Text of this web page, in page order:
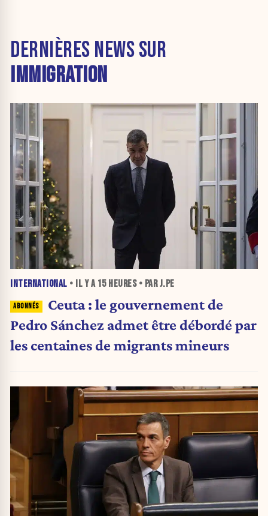
DERNIÈRES NEWS SUR
IMMIGRATION
INTERNATIONAL • IL Y A 15 HEURES• PAR J.PE
Ceuta : le gouvernement de
Pedro Sánchez admet être débordé par
les centaines de migrants mineurs